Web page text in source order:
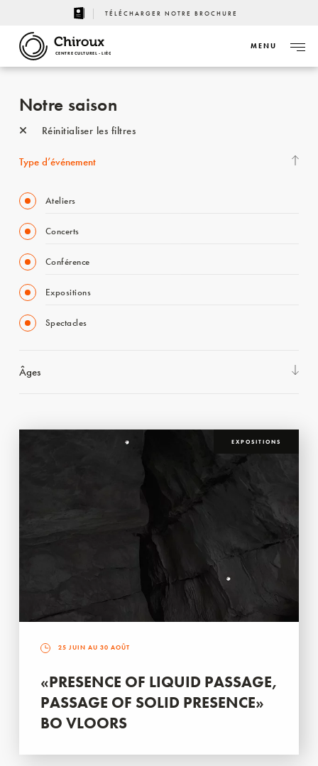
TÉLÉCHARGER NOTRE BROCHURE
CENTRE CULTUREL - LIÈGE
MENU
Notre saison
Réinitialiser les filtres
Type d’événement
Ateliers
Concerts
Conférence
Expositions
Spectacles
Âges
EXPOSITIONS
25 JUIN AU 30 AOÛT
«PRESENCE OF LIQUID PASSAGE,
PASSAGE OF SOLID PRESENCE»
BO VLOORS